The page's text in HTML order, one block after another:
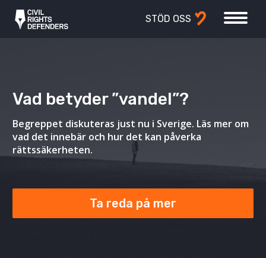
STÖD OSS
Vad betyder ”vandel”?
Begreppet diskuteras just nu i Sverige. Läs mer om
vad det innebär och hur det kan påverka
rättssäkerheten.
Ta reda på mer